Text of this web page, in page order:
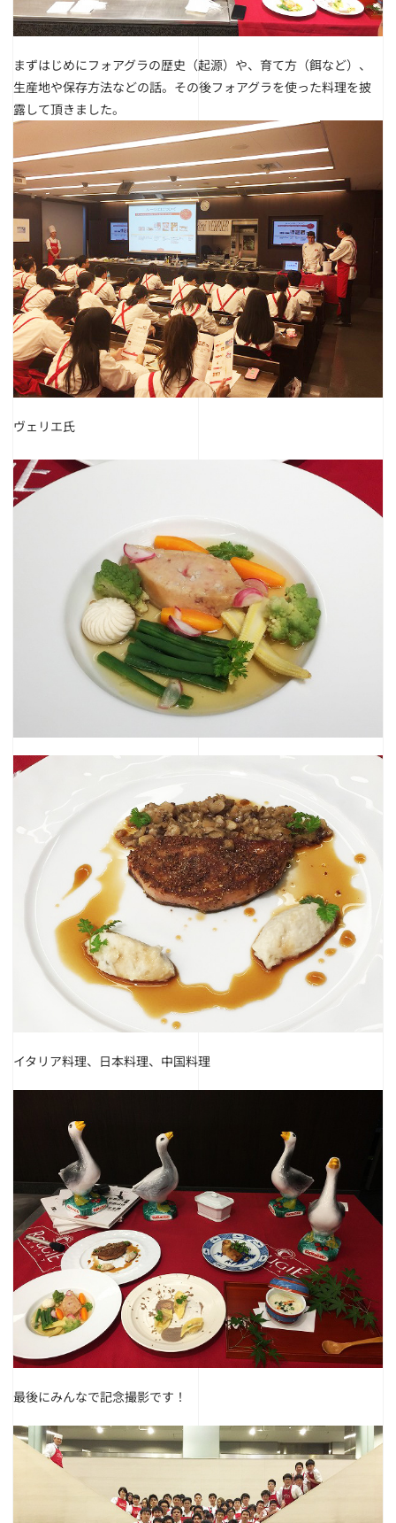
まずはじめにフォアグラの歴史（起源）や、育て方（餌など）、
生産地や保存方法などの話。その後フォアグラを使った料理を披
露して頂きました。
ヴェリエ氏
イタリア料理、日本料理、中国料理
最後にみんなで記念撮影です！